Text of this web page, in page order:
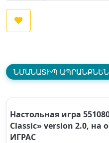
ՆՄԱՆԱՏԻՊ
Настольная игра
Classic» version 2.0, на
ИГРАС